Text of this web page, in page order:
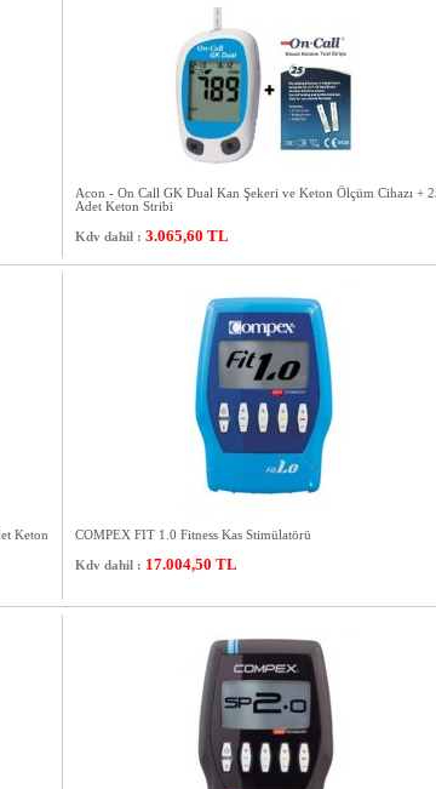
Acon - On Call GK Dual Kan Şekeri ve Keton Ölçüm Cihazı +
Adet Keton Stribi
Kdv dahil : 3.065,60 TL
Keton
COMPEX FIT 1.0 Fitness Kas Stimülatörü
Kdv dahil : 17.004,50 TL